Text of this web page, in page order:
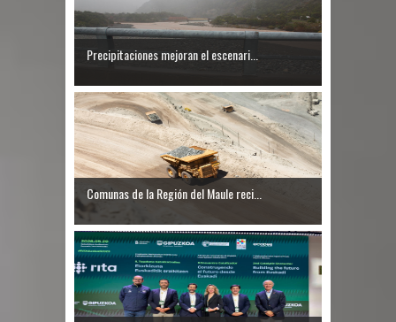
Precipitaciones mejoran el escenari...
Comunas de la Región del Maule reci...